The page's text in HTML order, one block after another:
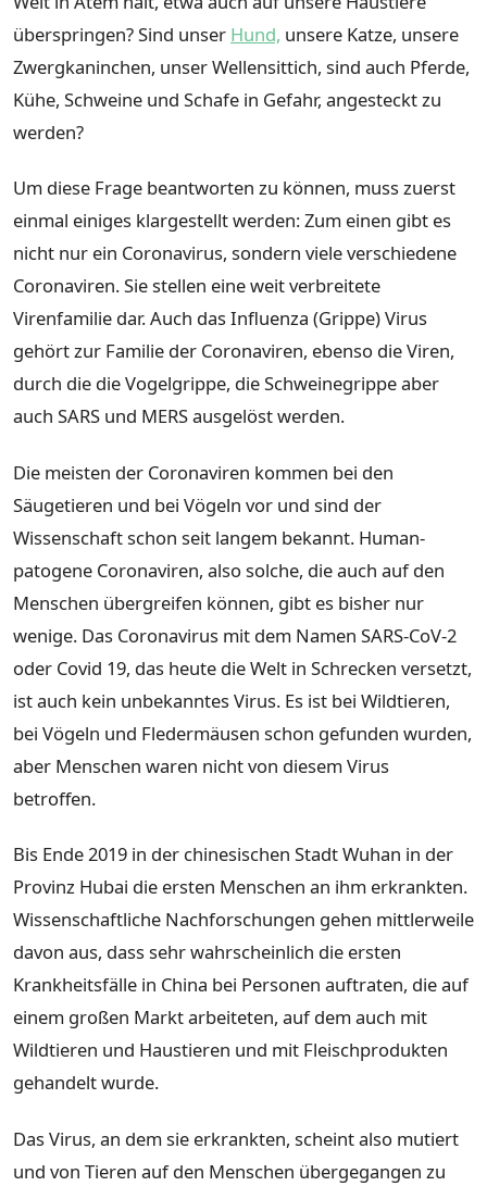
überspringen? Sind unser Hund, unsere Katze, unsere
Zwergkaninchen, unser Wellensittich, sind auch Pferde,
Kühe, Schweine und Schafe in Gefahr, angesteckt zu
werden?
Um diese Frage beantworten zu können, muss zuerst
einmal einiges klargestellt werden: Zum einen gibt es
nicht nur ein Coronavirus, sondern viele verschiedene
Coronaviren. Sie stellen eine weit verbreitete
Virenfamilie dar. Auch das Influenza (Grippe) Virus
gehört zur Familie der Coronaviren, ebenso die Viren,
durch die die Vogelgrippe, die Schweinegrippe aber
auch SARS und MERS ausgelöst werden.
Die meisten der Coronaviren kommen bei den
Säugetieren und bei Vögeln vor und sind der
Wissenschaft schon seit langem bekannt. Human-
patogene Coronaviren, also solche, die auch auf den
Menschen übergreifen können, gibt es bisher nur
wenige. Das Coronavirus mit dem Namen SARS-CoV-2
oder Covid 19, das heute die Welt in Schrecken versetzt,
ist auch kein unbekanntes Virus. Es ist bei Wildtieren,
bei Vögeln und Fledermäusen schon gefunden wurden,
aber Menschen waren nicht von diesem Virus
betroffen.
Bis Ende 2019 in der chinesischen Stadt Wuhan in der
Provinz Hubai die ersten Menschen an ihm erkrankten.
Wissenschaftliche Nachforschungen gehen mittlerweile
davon aus, dass sehr wahrscheinlich die ersten
Krankheitsfälle in China bei Personen auftraten, die auf
einem großen Markt arbeiteten, auf dem auch mit
Wildtieren und Haustieren und mit Fleischprodukten
gehandelt wurde.
Das Virus, an dem sie erkrankten, scheint also mutiert
und von Tieren auf den Menschen übergegangen zu